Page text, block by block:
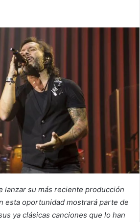
lanzar su más reciente producción
esta oportunidad mostrará parte de
ya clásicas canciones que lo han